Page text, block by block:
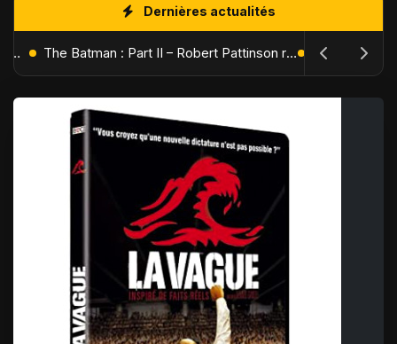
Dernières actualités
L'Âge de Glace : Le Réveil du Volcan – Manny, Sid et Diego de retour pour une aventure explosive The Batman : Part II – Robert Pattinson replonge dans les ténèbres de Gotham dès octobre 2027